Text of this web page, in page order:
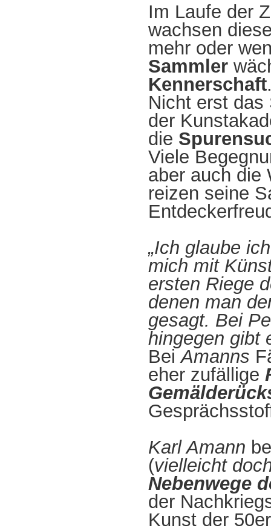
Im Laufe der
wachsen
mehr oder
Sammler
Kennerschaft
Nicht erst
der
die
Viele
aber auch die
reizen seine
„Ich glaube
mich mit
ersten Riege
denen man
gesagt. Bei
hingegen gibt
BeiAmanns
eher zufällige
Karl Amann
(vielleicht
Nebenwege
der
Kunst der